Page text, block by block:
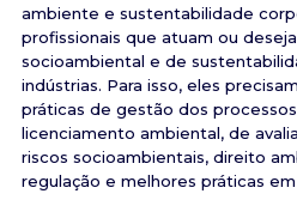
ambiente e sustentabilidade
profissionais que atuam ou
socioambiental e de
indústrias. Para isso, eles
práticas de gestão dos
licenciamento ambiental, de
riscos socioambientais, direito
regulação e melhores práticas em